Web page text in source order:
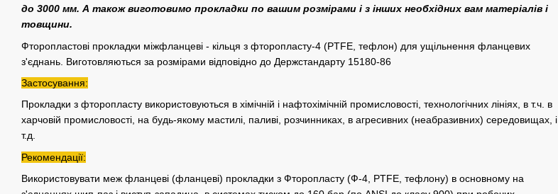
до 3000 мм. А також виготовимо прокладки по вашим розмірами і з інших необхідних вам матеріалів і
товщини.
Фторопластові прокладки міжфланцеві - кільця з фторопласту-4 (PTFE, тефлон) для ущільнення фланцевих
з'єднань. Виготовляються за розмірами відповідно до Держстандарту 15180-86
Застосування:
Прокладки з фторопласту використовуються в хімічній і нафтохімічній промисловості, технологічних лініях, в т.ч. в
харчовій промисловості, на будь-якому мастилі, паливі, розчинниках, в агресивних (неабразивних) середовищах, і
т.д.
Рекомендації:
Використовувати меж фланцеві (фланцеві) прокладки з Фторопласту (Ф-4, PTFE, тефлону) в основному на